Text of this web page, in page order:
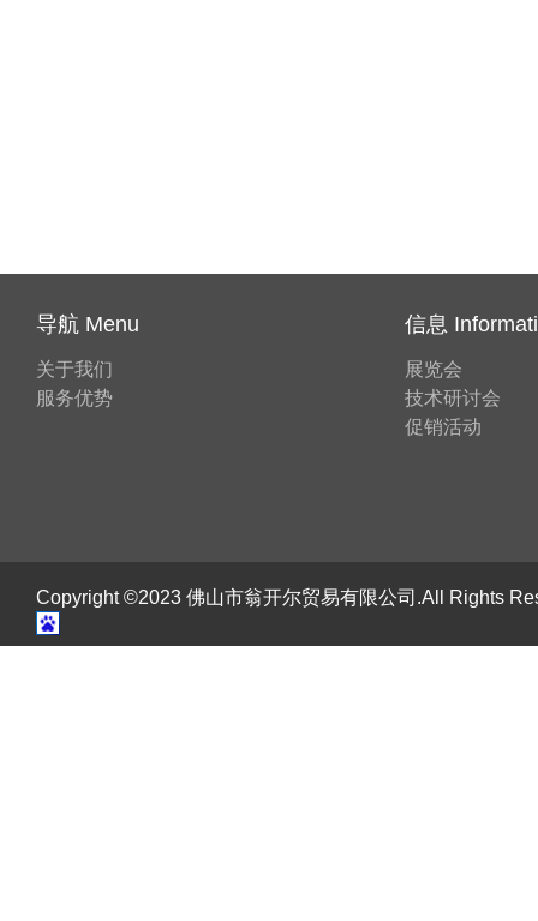
导航 Menu
关于我们
服务优势
信息
展览会
技术研讨会
促销活动
Copyright ©2023 佛山市翁开尔贸易有限公司.All Rights